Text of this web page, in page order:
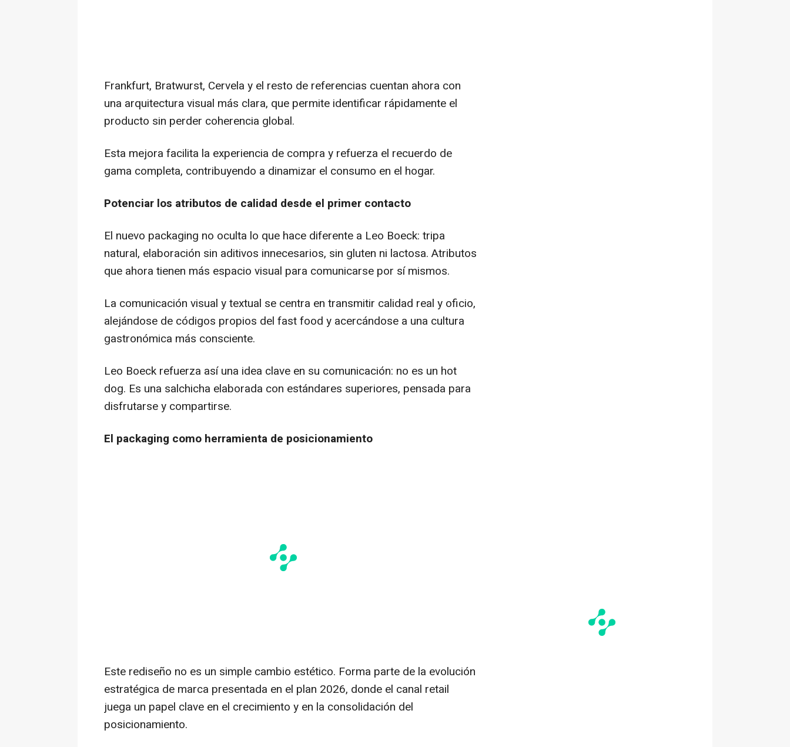
Frankfurt, Bratwurst, Cervela y el resto de referencias cuentan ahora con
una arquitectura visual más clara, que permite identificar rápidamente el
producto sin perder coherencia global.
Esta mejora facilita la experiencia de compra y refuerza el recuerdo de
gama completa, contribuyendo a dinamizar el consumo en el hogar.
Potenciar los atributos de calidad desde el primer contacto
El nuevo packaging no oculta lo que hace diferente a Leo Boeck: tripa
natural, elaboración sin aditivos innecesarios, sin gluten ni lactosa. Atributos
que ahora tienen más espacio visual para comunicarse por sí mismos.
La comunicación visual y textual se centra en transmitir calidad real y oficio,
alejándose de códigos propios del fast food y acercándose a una cultura
gastronómica más consciente.
Leo Boeck refuerza así una idea clave en su comunicación: no es un hot
dog. Es una salchicha elaborada con estándares superiores, pensada para
disfrutarse y compartirse.
El packaging como herramienta de posicionamiento
Este rediseño no es un simple cambio estético. Forma parte de la evolución
estratégica de marca presentada en el plan 2026, donde el canal retail
juega un papel clave en el crecimiento y en la consolidación del
posicionamiento.